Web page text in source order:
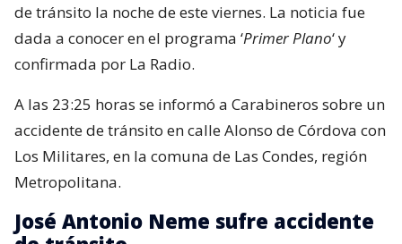
de tránsito la noche de este viernes. La noticia fue
dada a conocer en el programa ‘Primer Plano‘ y
confirmada por La Radio.
A las 23:25 horas se informó a Carabineros sobre un
accidente de tránsito en calle Alonso de Córdova con
Los Militares, en la comuna de Las Condes, región
Metropolitana.
José Antonio Neme sufre accidente